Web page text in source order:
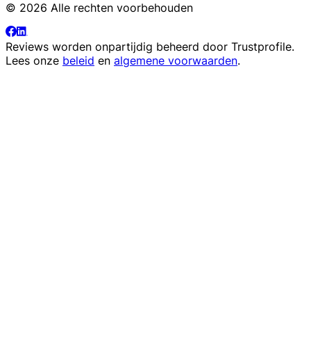
© 2026 Alle rechten voorbehouden
Reviews worden onpartijdig beheerd door Trustprofile.
Lees onze beleid en algemene voorwaarden.